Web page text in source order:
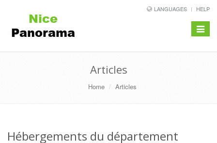
LANGUAGES HELP
Toggle
Articles
Home Articles
Hébergements du département